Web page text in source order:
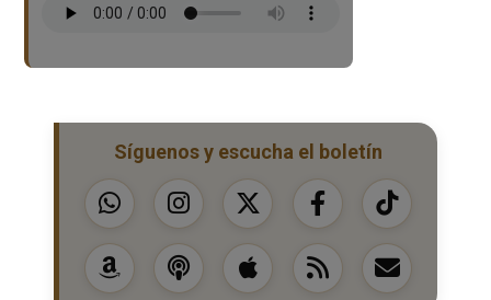
Síguenos y escucha el boletín